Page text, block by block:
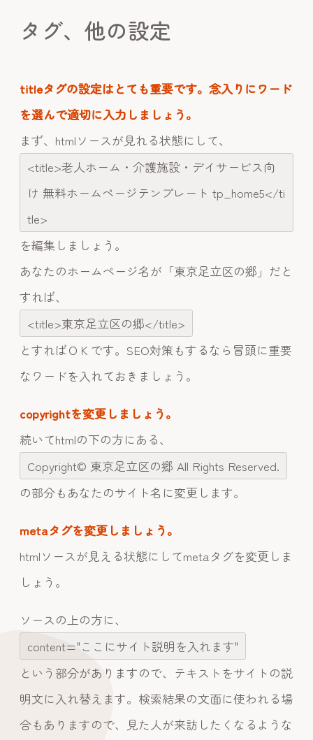
タグ、他の設定
titleタグの設定はとても重要です。念入りにワード
を選んで適切に入力しましょう。
まず、htmlソースが見れる状態にして、
<title>老人ホーム・介護施設・デイサービス向
け 無料ホームページテンプレート tp_home5</ti
tle>
を編集しましょう。
あなたのホームページ名が「東京足立区の郷」だと
すれば、
<title>東京足立区の郷</title>
とすればＯＫです。SEO対策もするなら冒頭に重要
なワードを入れておきましょう。
copyrightを変更しましょう。
続いてhtmlの下の方にある、
Copyright© 東京足立区の郷 All Rights Reserved.
の部分もあなたのサイト名に変更します。
metaタグを変更しましょう。
htmlソースが見える状態にしてmetaタグを変更しま
しょう。
ソースの上の方に、
content="ここにサイト説明を入れます"
という部分がありますので、テキストをサイトの説
明文に入れ替えます。検索結果の文面に使われる場
合もありますので、見た人が来訪したくなるような